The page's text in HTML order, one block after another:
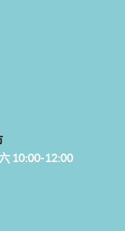
10:00-12:00